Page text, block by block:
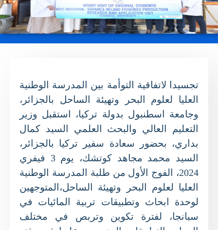
تجسيدا لاتفاقية التوأمة بين المدرسة الوطنية
العليا لعلوم البحر وتهيئة الساحل بالجزائر،
وجامعة اسطنبول بدولة تركيا، استقبل وزير
التعليم العالي والبحث العلمي السيد كمال
بداري، بحضور سعادة سفير تركيا بالجزائر،
السيد محمد مجاهد كوتشك، يوم 3 فيفري
2024، الفوج الأول من طلبة المدرسة الوطنية
العليا لعلوم البحر وتهيئة الساحل،المتوجهين
لوحدة ابحاث وتطبيقات تربية المائيات في
سبانجا، لفترة تكوين وتربص في مختلف